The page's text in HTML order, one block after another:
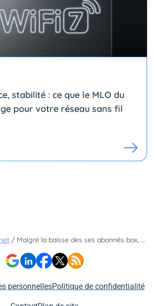
stabilité : ce que le MLO du
pour votre réseau sans fil
/ Malgré la baisse des ses abonnés box, SFR augmente gagne en abonnés mobile
personnellesPolitique de confidentialité